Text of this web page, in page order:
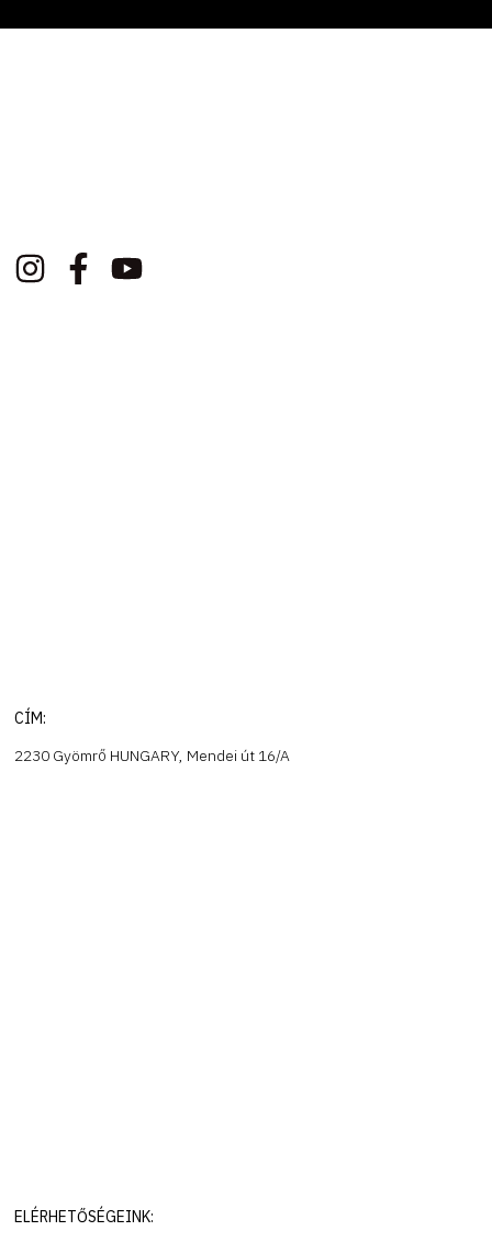
ELÉRHETŐSÉGEINK:
CÍM:
2230 Gyömrő HUNGARY, Mendei út 16/A